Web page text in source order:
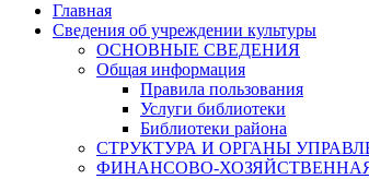
Главная
Сведения об учреждении культуры
ОСНОВНЫЕ СВЕДЕНИЯ
Общая информация
Правила пользования
Услуги библиотеки
Библиотеки района
СТРУКТУРА И ОРГАНЫ
ФИНАНСОВО-